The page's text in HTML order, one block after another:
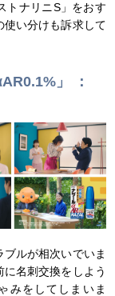
トナリニS」をおす
使い分けも訴求して
」 ：
ルが相次いでいま
名刺交換をしよう
みをしてしまいま